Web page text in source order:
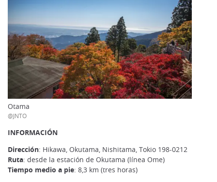
Otama
@JNTO
INFORMACIÓN
Dirección: Hikawa, Okutama, Nishitama, Tokio 198-0212
Ruta: desde la estación de Okutama (línea Ome)
Tiempo medio a pie: 8,3 km (tres horas)